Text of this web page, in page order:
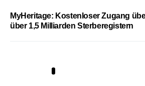
MyHeritage: Kostenloser Zugang
über 1,5 Milliarden Sterberegistern